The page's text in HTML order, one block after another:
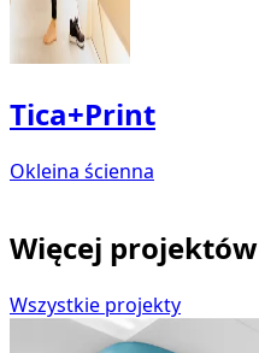
Tica+Print
Okleina ścienna
Więcej projektów
Wszystkie projekty